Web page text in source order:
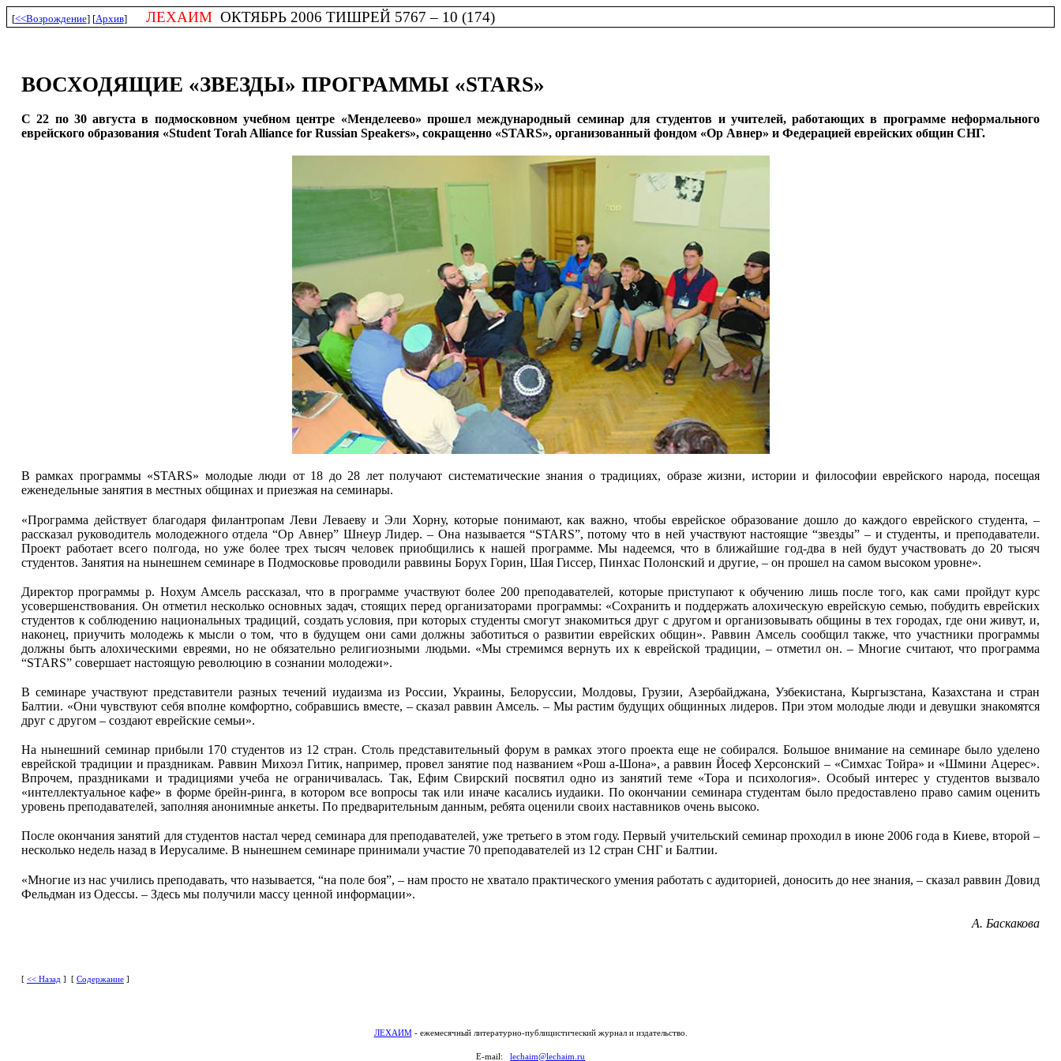
[<<Возрождение] [Архив] ЛЕХАИМОКТЯБРЬ 2006 ТИШРЕЙ 5767 – 10 (174)
ВОСХОДЯЩИЕ «ЗВЕЗДЫ» ПРОГРАММЫ «STARS»
С 22 по 30 августа в подмосковном учебном центре «Менделеево» прошел международный семинар для студентов и учителей, работающих в программе неформального
еврейского образования «Student Torah Alliance for Russian Speakers», сокращенно «STARS», организованный фондом «Ор Авнер» и Федерацией еврейских общин СНГ.
В рамках программы «STARS» молодые люди от 18 до 28 лет получают систематические знания о традициях, образе жизни, истории и философии еврейского народа, посещая
еженедельные занятия в местных общинах и приезжая на семинары.
«Программа действует благодаря филантропам Леви Леваеву и Эли Хорну, которые понимают, как важно, чтобы еврейское образование дошло до каждого еврейского студента, –
рассказал руководитель молодежного отдела “Ор Авнер” Шнеур Лидер. – Она называется “STARS”, потому что в ней участвуют настоящие “звезды” – и студенты, и преподаватели.
Проект работает всего полгода, но уже более трех тысяч человек приобщились к нашей программе. Мы надеемся, что в ближайшие год-два в ней будут участвовать до 20 тысяч
студентов. Занятия на нынешнем семинаре в Подмосковье проводили раввины Борух Горин, Шая Гиссер, Пинхас Полонский и другие, – он прошел на самом высоком уровне».
Директор программы р. Нохум Амсель рассказал, что в программе участвуют более 200 преподавателей, которые приступают к обучению лишь после того, как сами пройдут курс
усовершенствования. Он отметил несколько основных задач, стоящих перед организаторами программы: «Сохранить и поддержать алохическую еврейскую семью, побудить еврейских
студентов к соблюдению национальных традиций, создать условия, при которых студенты смогут знакомиться друг с другом и организовывать общины в тех городах, где они живут, и,
наконец, приучить молодежь к мысли о том, что в будущем они сами должны заботиться о развитии еврейских общин». Раввин Амсель сообщил также, что участники программы
должны быть алохическими евреями, но не обязательно религиозными людьми. «Мы стремимся вернуть их к еврейской традиции, – отметил он. – Многие считают, что программа
“STARS” совершает настоящую революцию в сознании молодежи».
В семинаре участвуют представители разных течений иудаизма из России, Украины, Белоруссии, Молдовы, Грузии, Азербайджана, Узбекистана, Кыргызстана, Казахстана и стран
Балтии. «Они чувствуют себя вполне комфортно, собравшись вместе, – сказал раввин Амсель. – Мы растим будущих общинных лидеров. При этом молодые люди и девушки знакомятся
друг с другом – создают еврейские семьи».
На нынешний семинар прибыли 170 студентов из 12 стран. Столь представительный форум в рамках этого проекта еще не собирался. Большое внимание на семинаре было уделено
еврейской традиции и праздникам. Раввин Михоэл Гитик, например, провел занятие под названием «Рош а-Шона», а раввин Йосеф Херсонский – «Симхас Тойра» и «Шмини Ацерес».
Впрочем, праздниками и традициями учеба не ограничивалась. Так, Ефим Свирский посвятил одно из занятий теме «Тора и психология». Особый интерес у студентов вызвало
«интеллектуальное кафе» в форме брейн-ринга, в котором все вопросы так или иначе касались иудаики. По окончании семинара студентам было предоставлено право самим оценить
уровень преподавателей, заполняя анонимные анкеты. По предварительным данным, ребята оценили своих наставников очень высоко.
После окончания занятий для студентов настал черед семинара для преподавателей, уже третьего в этом году. Первый учительский семинар проходил в июне 2006 года в Киеве, второй –
несколько недель назад в Иерусалиме. В нынешнем семинаре принимали участие 70 преподавателей из 12 стран СНГ и Балтии.
«Многие из нас учились преподавать, что называется, “на поле боя”, – нам просто не хватало практического умения работать с аудиторией, доносить до нее знания, – сказал раввин Довид
Фельдман из Одессы. – Здесь мы получили массу ценной информации».
А. Баскакова
[ << Назад ] [ Содержание]
ЛЕХАИМ- ежемесячный литературно-публицистический журнал и издательство.
E-mail: lechaim@lechaim.ru